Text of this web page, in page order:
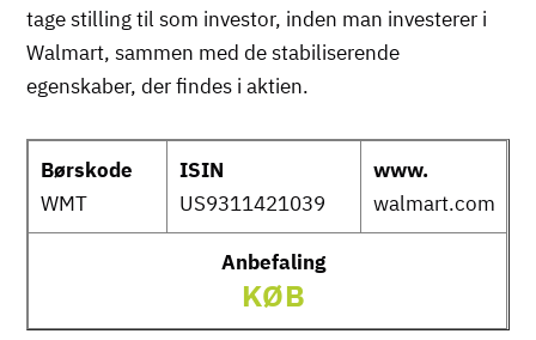
tage stilling til som investor, inden man investerer i
Walmart, sammen med de stabiliserende
egenskaber, der findes i aktien.
Børskode
WMT
ISIN
US9311421039
www.
walmart.com
Anbefaling
KØB